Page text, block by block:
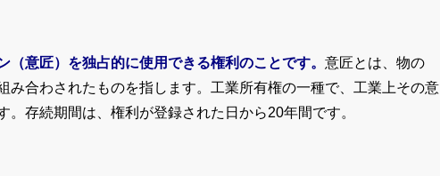
意匠）を独占的に使用できる権利のことです。 意匠とは、物の
み合わされたものを指します。工業所有権の一種で、工業上その意
。存続期間は、権利が登録された日から20年間です。